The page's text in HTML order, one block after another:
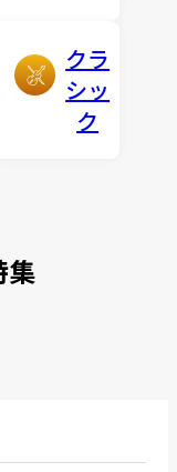
クラ
シッ
ク
集